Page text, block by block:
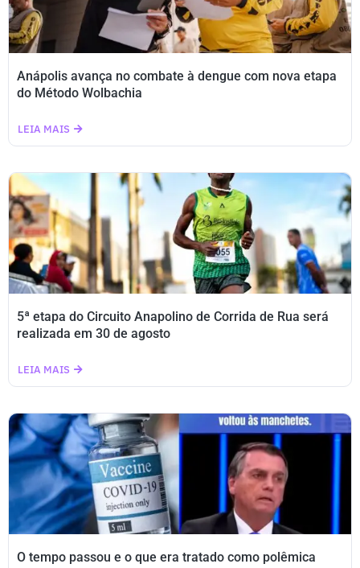
Anápolis avança no combate à dengue com nova etapa
do Método Wolbachia
LEIA MAIS
5ª etapa do Circuito Anapolino de Corrida de Rua será
realizada em 30 de agosto
LEIA MAIS
O tempo passou e o que era tratado como polêmica